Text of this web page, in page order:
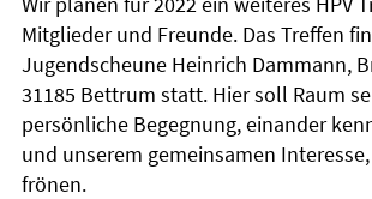
Mitglieder und Freunde. Das Treffen
Jugendscheune Heinrich Dammann,
31185 Bettrum statt. Hier soll Raum
persönliche Begegnung, einander
und unserem gemeinsamen Interesse,
frönen.